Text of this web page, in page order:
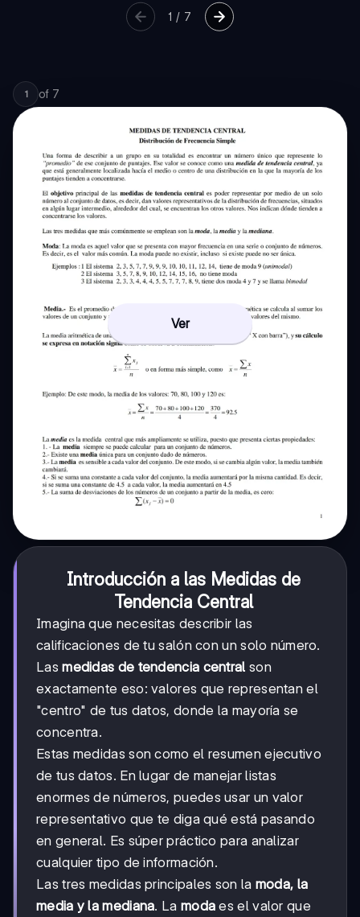
1 / 7
1 of 7
Ver
Introducción a las Medidas de
Tendencia Central
Imagina que necesitas describir las
calificaciones de tu salón con un solo número.
Lasmedidas de tendencia central son
exactamente eso: valores que representan el
"centro" de tus datos, donde la mayoría se
concentra.
Estas medidas son como el resumen ejecutivo
de tus datos. En lugar de manejar listas
enormes de números, puedes usar un valor
representativo que te diga qué está pasando
en general. Es súper práctico para analizar
cualquier tipo de información.
Las tres medidas principales son la moda, la
media y la mediana. La moda es el valor que